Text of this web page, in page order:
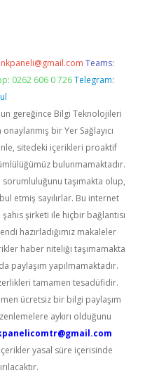
Teams:
0262 606 0 726 Telegram:
gereğince Bilgi Teknolojileri
bir Yer Sağlayıcı
sitedeki içerikleri proaktif
bulunmamaktadır.
taşımakta olup,
etmiş sayılırlar. Bu internet
şirketi ile hiçbir bağlantısı
hazırladığımız makaleler
haber niteliği taşımamakta
paylaşım yapılmamaktadır.
tamamen tesadüfidir.
ücretsiz bir bilgi paylaşım
aykırı olduğunu
yasal süre içerisinde